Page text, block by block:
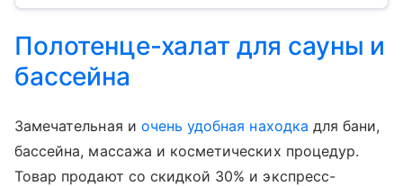
Полотенце-халат для сауны и
бассейна
Замечательная и очень удобная находка для бани,
бассейна, массажа и косметических процедур.
Товар продают со скидкой 30% и экспресс-